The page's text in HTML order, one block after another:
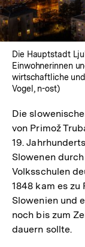
Die Hauptstadt
Einwohnerinnen
wirtschaftliche
Vogel, n-ost)
Die
von Primož
19.
Slowenen
Volksschulen
1848 kam es
Slowenien und
noch bis zum
dauern sollte.